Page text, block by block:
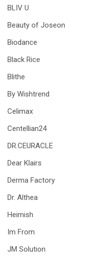
BLIV U
Beauty of Joseon
Biodance
Black Rice
Blithe
By Wishtrend
Celimax
Centellian24
DR.CEURACLE
Dear Klairs
Derma Factory
Dr. Althea
Heimish
Im From
JM Solution